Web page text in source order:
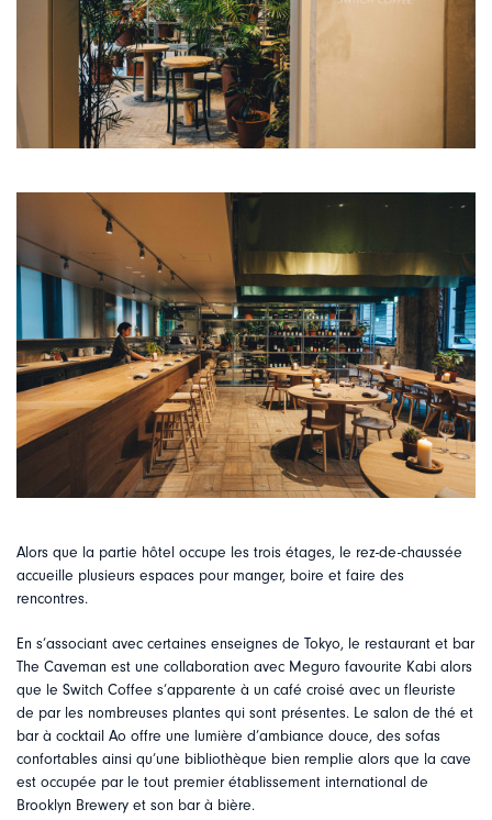
Alors que la partie hôtel occupe les trois étages, le rez-de-chaussée
accueille plusieurs espaces pour manger, boire et faire des
rencontres.
En s’associant avec certaines enseignes de Tokyo, le restaurant et bar
The Caveman est une collaboration avec Meguro favourite Kabi alors
que le Switch Coffee s’apparente à un café croisé avec un fleuriste
de par les nombreuses plantes qui sont présentes. Le salon de thé et
bar à cocktail Ao offre une lumière d’ambiance douce, des sofas
confortables ainsi qu’une bibliothèque bien remplie alors que la cave
est occupée par le tout premier établissement international de
Brooklyn Brewery et son bar à bière.